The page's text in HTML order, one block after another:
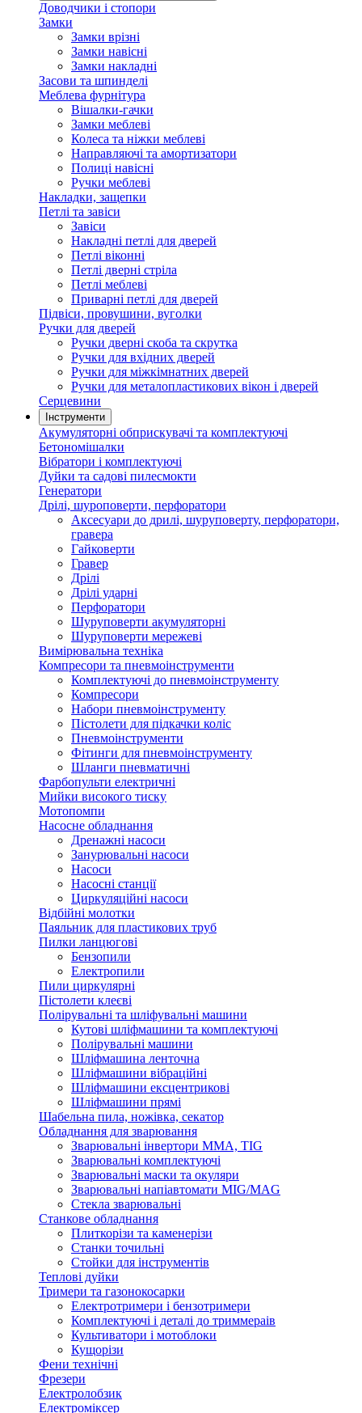
Доводчики і стопори
Замки
Замки врізні
Замки навісні
Замки накладні
Засови та шпинделі
Меблева фурнітура
Вішалки-гачки
Замки меблеві
Колеса та ніжки меблеві
Направляючі та амортизатори
Полиці навісні
Ручки меблеві
Накладки, защепки
Петлі та завіси
Завіси
Накладні петлі для дверей
Петлі віконні
Петлі дверні стріла
Петлі меблеві
Приварні петлі для дверей
Підвіси, провушини, вуголки
Ручки для дверей
Ручки дверні скоба та скрутка
Ручки для вхідних дверей
Ручки для міжкімнатних дверей
Ручки для металопластикових вікон і дверей
Серцевини
Інструменти
Акумуляторні обприскувачі та комплектуючі
Бетономішалки
Вібратори і комплектуючі
Дуйки та садові пилесмокти
Генератори
Дрілі, шуроповерти, перфоратори
Аксесуари до дрилі, шуруповерту, перфоратори,
гравера
Гайковерти
Гравер
Дрілі
Дрілі ударні
Перфоратори
Шуруповерти акумуляторні
Шуруповерти мережеві
Вимірювальна техніка
Компресори та пневмоінструменти
Комплектуючі до пневмоінструменту
Компресори
Набори пневмоінструменту
Пістолети для підкачки коліс
Пневмоінструменти
Фітинги для пневмоінструменту
Шланги пневматичні
Фарбопульти електричні
Мийки високого тиску
Мотопомпи
Насосне обладнання
Дренажні насоси
Занурювальні насоси
Насоси
Насосні станції
Циркуляційні насоси
Відбійні молотки
Паяльник для пластикових труб
Пилки ланцюгові
Бензопили
Електропили
Пили циркулярні
Пістолети клеєві
Полірувальні та шліфувальні машини
Кутові шліфмашини та комплектуючі
Полірувальні машини
Шліфмашина ленточна
Шліфмашини вібраційні
Шліфмашини ексцентрикові
Шліфмашини прямі
Шабельна пила, ножівка, секатор
Обладнання для зварювання
Зварювальні інвертори ММА, TIG
Зварювальні комплектуючі
Зварювальні маски та окуляри
Зварювальні напіавтомати MIG/MAG
Стекла зварювальні
Станкове обладнання
Плиткорізи та каменерізи
Станки точильні
Стойки для інструментів
Теплові дуйки
Тримери та газонокосарки
Електротримери і бензотримери
Комплектуючі і деталі до триммераів
Культиватори і мотоблоки
Кущорізи
Фени технічні
Фрезери
Електролобзик
Електроміксер